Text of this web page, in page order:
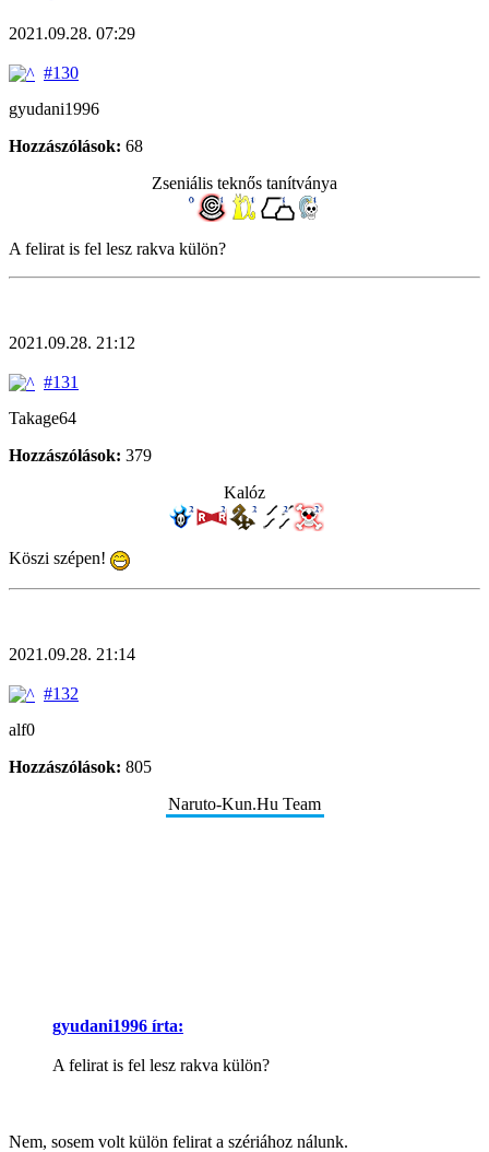
2021.09.28. 07:29
#130
gyudani1996
Hozzászólások: 68
Zseniális teknős tanítványa
A felirat is fel lesz rakva külön?
2021.09.28. 21:12
#131
Takage64
Hozzászólások: 379
Kalóz
Köszi szépen!
2021.09.28. 21:14
#132
alf0
Hozzászólások: 805
Naruto-Kun.Hu Team
gyudani1996 írta:
A felirat is fel lesz rakva külön?
Nem, sosem volt külön felirat a szériához nálunk.